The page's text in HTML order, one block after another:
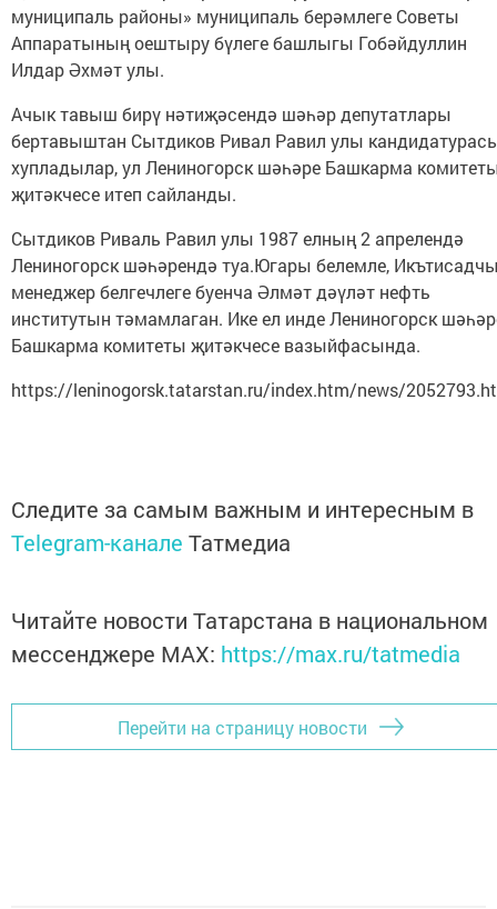
муниципаль районы» муниципаль берәмлеге Советы
Аппаратының оештыру бүлеге башлыгы Гобәйдуллин
Илдар Әхмәт улы.
Ачык тавыш бирү нәтиҗәсендә шәһәр депутатлары
бертавыштан Сытдиков Ривал Равил улы
хупладылар, ул Лениногорск шәһәре Башкарма
җитәкчесе итеп сайланды.
Сытдиков Риваль Равил улы 1987 елның 2 апрелендә
Лениногорск шәһәрендә туа.Югары белемле,
менеджер белгечлеге буенча Әлмәт дәүләт нефть
институтын тәмамлаган. Ике ел инде Лениногорск
Башкарма комитеты җитәкчесе вазыйфасында.
https://leninogorsk.tatarstan.ru/index.htm/news/
Следите за самым важным и интересным в
Telegram-канале Татмедиа
Читайте новости Татарстана в национальном
мессенджере MАХ: https://max.ru/tatmedia
Перейти на страницу новости